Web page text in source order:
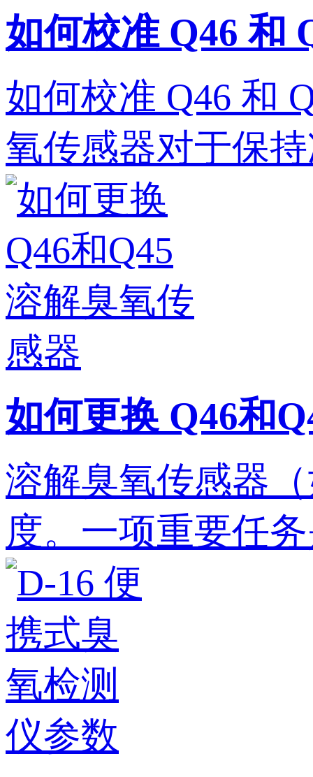
如何校准 Q46 和
如何校准 Q46 和
氧传感器对于保
如何更换 Q46和
溶解臭氧传感器
度。一项重要任